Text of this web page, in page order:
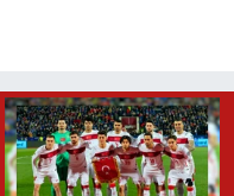
Özel Sporcular
Paralimpik